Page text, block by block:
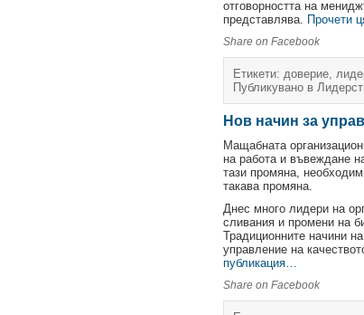
отговорността на
представлява. Прочети
Share on Facebook
Етикети: доверие,
Публикувано в
Нов начин за
Мащабната
на работа и въвеждане
тази промяна,
такава промяна.
Днес много лидери на
сливания и промени на
Традиционните начини
управление на
публикация…
Share on Facebook